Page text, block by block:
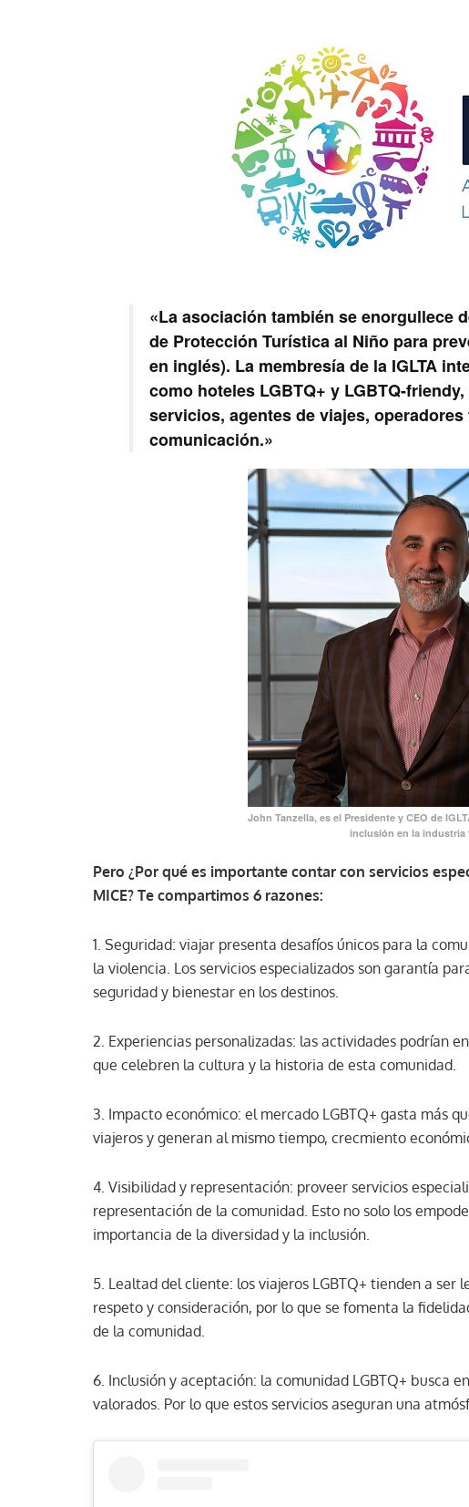
«La asociación también se enorgullece
de Protección Turística al Niño para
en inglés). La membresía de la IGLTA
como hoteles LGBTQ+ y LGBTQ-
servicios, agentes de viajes,
comunicación.»
John Tanzella, es el Presidente y CEO de
inclusión en la industria
Pero ¿Por qué es importante contar con servicios
MICE? Te compartimos 6 razones:
1. Seguridad: viajar presenta desafíos únicos para la
la violencia. Los servicios especializados son garantía
seguridad y bienestar en los destinos.
2. Experiencias personalizadas: las actividades podrían
que celebren la cultura y la historia de esta comunidad.
3. Impacto económico: el mercado LGBTQ+ gasta más
viajeros y generan al mismo tiempo, crecmiento
4. Visibilidad y representación: proveer servicios
representación de la comunidad. Esto no solo los
importancia de la diversidad y la inclusión.
5. Lealtad del cliente: los viajeros LGBTQ+ tienden a ser
respeto y consideración, por lo que se fomenta la
de la comunidad.
6. Inclusión y aceptación: la comunidad LGBTQ+ busca
valorados. Por lo que estos servicios aseguran una